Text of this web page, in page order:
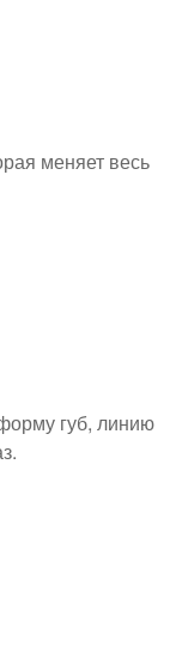
меняет весь
губ, линию